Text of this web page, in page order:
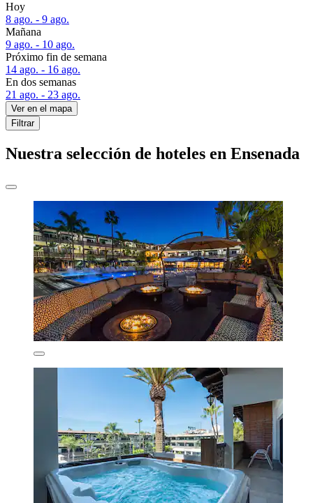
Hoy
8 ago. - 9 ago.
Mañana
9 ago. - 10 ago.
Próximo fin de semana
14 ago. - 16 ago.
En dos semanas
21 ago. - 23 ago.
Ver en el mapa
Filtrar
Nuestra selección de hoteles en Ensenada